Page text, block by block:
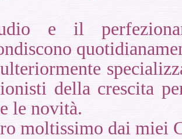
e il
della crescita
le novità.
moltissimo dai miei